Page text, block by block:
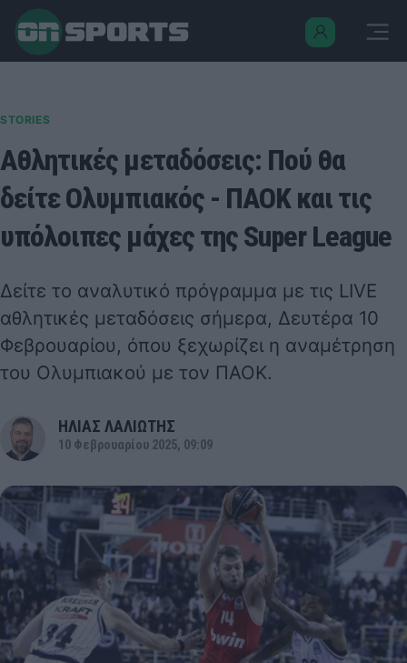
STORIES
Αθλητικές μεταδόσεις: Πού θα
δείτε Ολυμπιακός - ΠΑΟΚ και τις
υπόλοιπες μάχες της Super League
Δείτε το αναλυτικό πρόγραμμα με τις LIVE
αθλητικές μεταδόσεις σήμερα, Δευτέρα 10
Φεβρουαρίου, όπου ξεχωρίζει η αναμέτρηση
του Ολυμπιακού με τον ΠΑΟΚ.
ΗΛΙΑΣ ΛΑΛΙΩΤΗΣ
10 Φεβρουαρίου 2025, 09:09